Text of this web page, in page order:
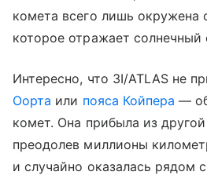
комета всего лишь окружена
которое отражает солнечный
Интересно, что 3I/ATLAS не
Оорта или пояса Койпера —
комет. Она прибыла из
преодолев миллионы
и случайно оказалась рядом